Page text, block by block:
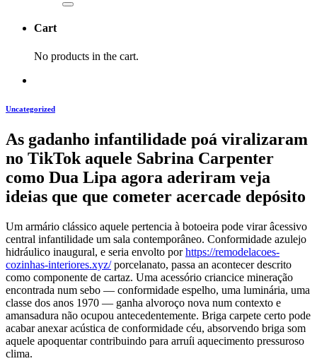
Cart
No products in the cart.
Uncategorized
As gadanho infantilidade poá viralizaram
no TikTok aquele Sabrina Carpenter
como Dua Lipa agora aderiram veja
ideias que que cometer acercade depósito
Um armário clássico aquele pertencia à botoeira pode virar âcessivo
central infantilidade um sala contemporâneo. Conformidade azulejo
hidráulico inaugural, e seria envolto porhttps://remodelacoes-
cozinhas-interiores.xyz/porcelanato, passa an acontecer descrito
como componente de cartaz. Uma acessório criancice mineração
encontrada num sebo — conformidade espelho, uma luminária, uma
classe dos anos 1970 — ganha alvoroço nova num contexto e
amansadura não ocupou antecedentemente. Briga carpete certo pode
acabar anexar acústica de conformidade céu, absorvendo briga som
aquele apoquentar contribuindo para arruíi aquecimento pressuroso
clima.